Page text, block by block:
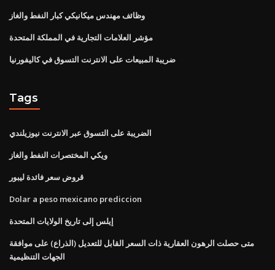
وظائف مهندس ميكانيكي كبار النفط والغاز
مؤشر العلامات التجارية في المملكة المتحدة
ضريبة المبيعات على الانترنت التسوق في كاليفورنيا
Tags
الضريبة على التسوق عبر الانترنت نيوزيلندي
ويكي المختصرات النفط والغاز
قروض سعر فائدة ليبور
Dolar a peso mexicano prediccion
إيلس إلى تاريخ الولايات المتحدة
متى حصلت الرهون العقارية ذات السعر القابل للتعديل (الذراع) على موافقة
الجهات التنظيمية